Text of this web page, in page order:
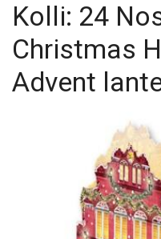
Kolli: 24
Christmas
Advent